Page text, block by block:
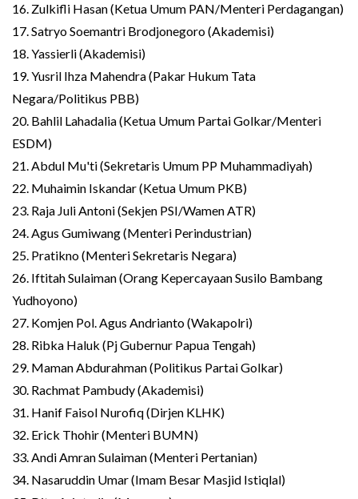
16. Zulkifli Hasan (Ketua Umum PAN/Menteri Perdagangan)
17. Satryo Soemantri Brodjonegoro (Akademisi)
18. Yassierli (Akademisi)
19. Yusril Ihza Mahendra (Pakar Hukum Tata
Negara/Politikus PBB)
20. Bahlil Lahadalia (Ketua Umum Partai Golkar/Menteri
ESDM)
21. Abdul Mu'ti (Sekretaris Umum PP Muhammadiyah)
22. Muhaimin Iskandar (Ketua Umum PKB)
23. Raja Juli Antoni (Sekjen PSI/Wamen ATR)
24. Agus Gumiwang (Menteri Perindustrian)
25. Pratikno (Menteri Sekretaris Negara)
26. Iftitah Sulaiman (Orang Kepercayaan Susilo Bambang
Yudhoyono)
27. Komjen Pol. Agus Andrianto (Wakapolri)
28. Ribka Haluk (Pj Gubernur Papua Tengah)
29. Maman Abdurahman (Politikus Partai Golkar)
30. Rachmat Pambudy (Akademisi)
31. Hanif Faisol Nurofiq (Dirjen KLHK)
32. Erick Thohir (Menteri BUMN)
33. Andi Amran Sulaiman (Menteri Pertanian)
34. Nasaruddin Umar (Imam Besar Masjid Istiqlal)